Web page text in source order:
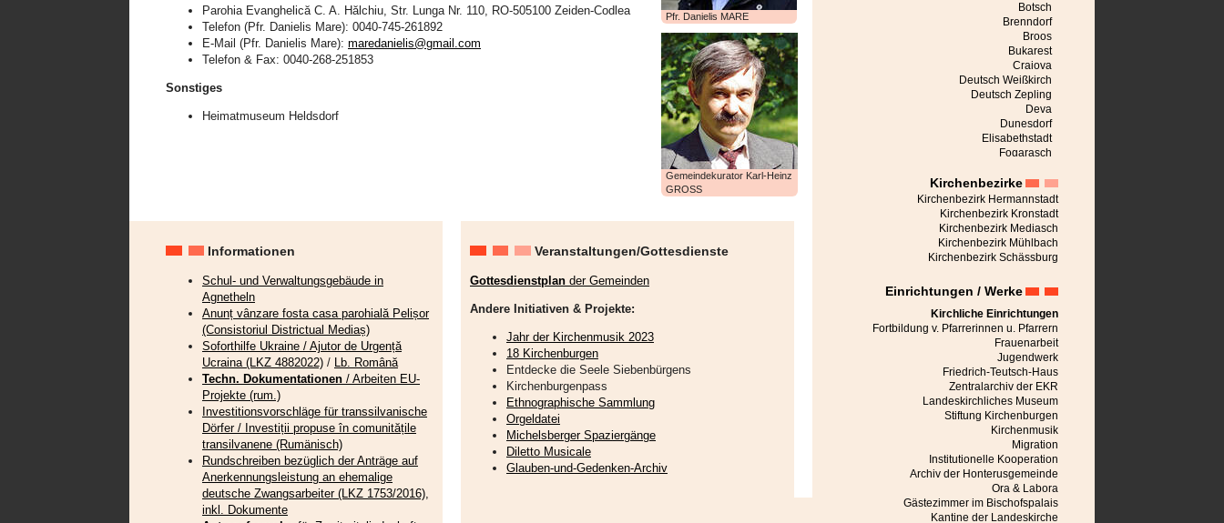
Pfr. Danielis MARE
Gemeindekurator Karl-Heinz
GROSS
Parohia Evanghelică C. A. Hălchiu, Str. Lunga Nr. 110, RO-505100 Zeiden-Codlea
Telefon (Pfr. Danielis Mare): 0040-745-261892
E-Mail (Pfr. Danielis Mare): maredanielis@gmail.com
Telefon & Fax: 0040-268-251853
Sonstiges
Heimatmuseum Heldsdorf
Botsch
Brenndorf
Broos
Bukarest
Craiova
Deutsch Weißkirch
Deutsch Zepling
Deva
Dunesdorf
Elisabethstadt
Fogarasch
Großalisch
Großau
Großpold
Großschenk
Großscheuern
Heldsdorf
Hermannstadt
Honigberg
Jaad
Karlsburg
Keisd
Kerz
Kirchberg
Kronstadt
Leblang
Malmkrog
Marienburg bei Schässburg
Mediasch
Michelsberg
Mühlbach
Neppendorf
Neudorf bei Schässburg
Neustadt im Burzenland
Kirchenbezirke
Kirchenbezirk Hermannstadt
Kirchenbezirk Kronstadt
Kirchenbezirk Mediasch
Kirchenbezirk Mühlbach
Kirchenbezirk Schässburg
Einrichtungen / Werke
Kirchliche Einrichtungen
Fortbildung v. Pfarrerinnen u. Pfarrern
Frauenarbeit
Jugendwerk
Friedrich-Teutsch-Haus
Zentralarchiv der EKR
Landeskirchliches Museum
Stiftung Kirchenburgen
Kirchenmusik
Migration
Institutionelle Kooperation
Archiv der Honterusgemeinde
Ora & Labora
Gästezimmer im Bischofspalais
Kantine der Landeskirche
Informationen
Schul- und Verwaltungsgebäude in
Agnetheln
Anunț vânzare fosta casa parohială Pelișor
(Consistoriul Districtual Mediaș)
Soforthilfe Ukraine / Ajutor de Urgență
Ucraina (LKZ 4882022) / Lb. Română
Techn. Dokumentationen / Arbeiten EU-
Projekte (rum.)
Investitionsvorschläge für transsilvanische
Dörfer / Investiții propuse în comunitățile
transilvanene (Rumänisch)
Rundschreiben bezüglich der Anträge auf
Anerkennungsleistung an ehemalige
deutsche Zwangsarbeiter (LKZ 1753/2016),
inkl. Dokumente
Veranstaltungen/Gottesdienste
Gottesdienstplan der Gemeinden
Andere Initiativen & Projekte:
Jahr der Kirchenmusik 2023
18 Kirchenburgen
Entdecke die Seele Siebenbürgens
Kirchenburgenpass
Ethnographische Sammlung
Orgeldatei
Michelsberger Spaziergänge
Diletto Musicale
Glauben-und-Gedenken-Archiv